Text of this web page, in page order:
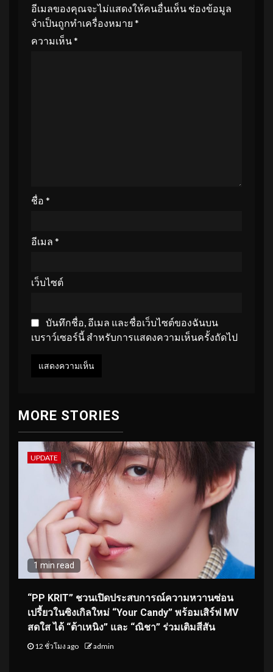
อีเมลของคุณจะไม่แสดงให้คนอื่นเห็น ช่องข้อมูล
จำเป็นถูกทำเครื่องหมาย *
ความเห็น*
ชื่อ *
อีเมล *
เว็บไซต์
บันทึกชื่อ, อีเมล และชื่อเว็บไซต์ของฉันบน
เบราว์เซอร์นี้ สำหรับการแสดงความเห็นครั้งถัดไป
MORE STORIES
UPDATE
1 min read
“PP KRIT” ชวนเปิดประสบการณ์ความหวานซ่อน
เปรี้ยวในซิงเกิลใหม่ “Your Candy” พร้อมเสิร์ฟ MV
สดใส ได้ “ต้าเหนิง” และ “ณิชา” ร่วมเติมสีสัน
12 ชั่วโมง ago admin